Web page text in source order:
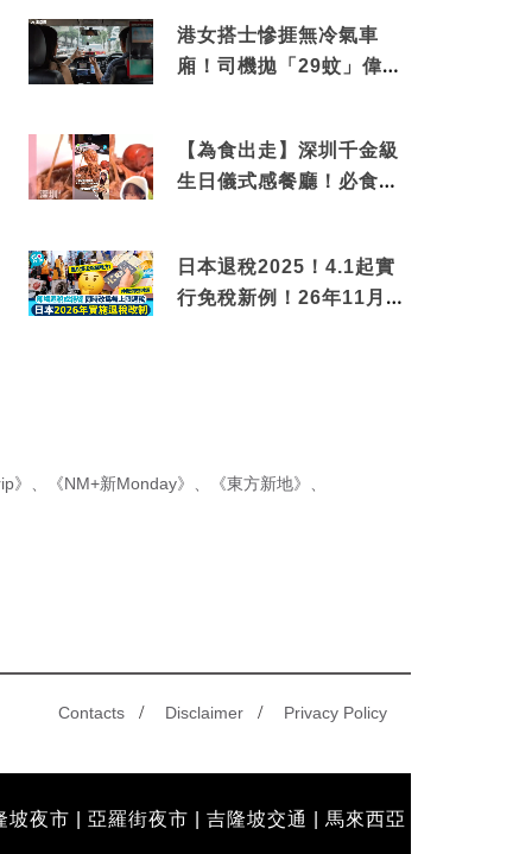
港女搭士慘捱無冷氣車
廂！司機拋「29蚊」偉論
【為食出走】深圳千金級
生日儀式感餐廳！必食失
日本退稅2025！4.1起實
行免稅新例！26年11月
》 、 《NM+新Monday》 、 《東方新地》 、
Contacts / Disclaimer / Privacy Policy
坡夜市 亞羅街夜市 吉隆坡交通 馬來西亞